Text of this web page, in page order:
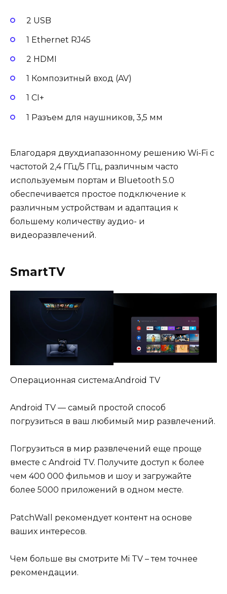
2 USB
1 Ethernet RJ45
2 HDMI
1 Композитный вход (AV)
1 CI+
1 Разъем для наушников, 3,5 мм
Благодаря двухдиапазонному решению Wi-Fi с
частотой 2,4 ГГц/5 ГГц, различным часто
используемым портам и Bluetooth 5.0
обеспечивается простое подключение к
различным устройствам и адаптация к
большему количеству аудио- и
видеоразвлечений.
SmartTV
Операционная система:Android TV
Android TV — самый простой способ
погрузиться в ваш любимый мир развлечений.
Погрузиться в мир развлечений еще проще
вместе с Android TV. Получите доступ к более
чем 400 000 фильмов и шоу и загружайте
более 5000 приложений в одном месте.
PatchWall рекомендует контент на основе
ваших интересов.
Чем больше вы смотрите Mi TV – тем точнее
рекомендации.